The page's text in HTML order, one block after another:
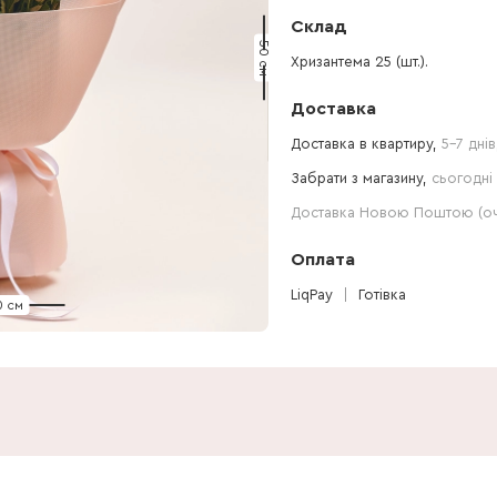
50 см
см
Склад
Хризантема 25 (шт.).
Доставка
Доставка в квартиру, 5-7 днів
Забрати з магазину,
Доставка Новою Поштою
Оплата
LiqPay Готівка